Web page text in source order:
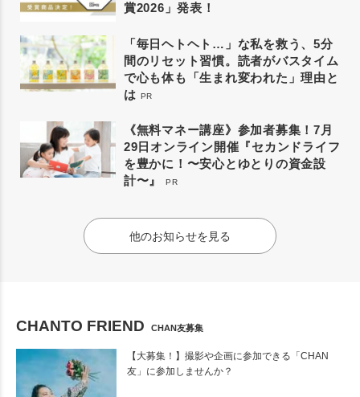
賞2026」発表！
「毎日ヘトヘト…」な私を救う、5分
間のリセット習慣。読者がバスタイム
で心も体も「生まれ変われた」理由と
は
PR
《無料マネー講座》参加者募集！7月
29日オンライン開催『セカンドライフ
を豊かに！〜安心とゆとりの資金設
計〜』
PR
他のお知らせを見る
CHANTO FRIEND CHAN友募集
【大募集！】撮影や企画に参加できる「CHAN
友」に参加しませんか？